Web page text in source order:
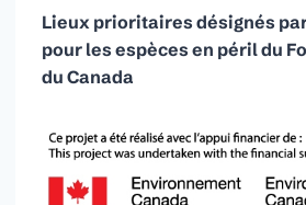
Lieux prioritaires désignés
pour les espèces en péril du
du Canada